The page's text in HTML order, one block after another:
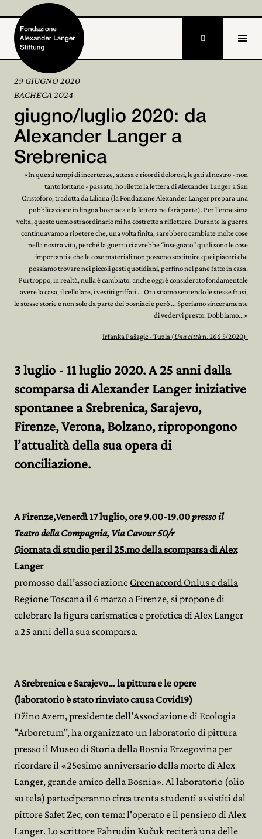
Home
Fondazione
Attività e progetti
Alexander Langer 
Archivio 
Partecipa 

29 GIUGNO 2020
BACHECA 2024
giugno/luglio 2020: da
Alexander Langer a
Srebrenica
«In questi tempi di incertezze, attesa e ricordi dolorosi, legati al nostro - non
tanto lontano - passato, ho riletto la lettera di Alexander Langer a San
Cristoforo, tradotta da Liliana (la Fondazione Alexander Langer prepara una
pubblicazione in lingua bosniaca e la lettera ne farà parte). Per l’ennesima
volta, questo uomo straordinario mi ha costretto a riflettere. Durante la guerra
continuavamo a ripetere che, una volta finita, sarebbero cambiate molte cose
nella nostra vita, perché la guerra ci avrebbe “insegnato” quali sono le cose
importanti e che le cose materiali non possono sostituire quei piaceri che
possiamo trovare nei piccoli gesti quotidiani, perfino nel pane fatto in casa.
Purtroppo, in realtà, nulla è cambiato: anche oggi è considerato fondamentale
avere la casa, il cellulare, i vestiti griffati ... Ora stiamo sentendo le stesse frasi,
le stesse storie e non solo da parte dei bosniaci e però ... Speriamo sinceramente
di vedervi presto. Dobbiamo...»
Irfanka Pašagic - Tuzla (Una cittàn. 266 5/2020)
3 luglio - 11 luglio 2020. A 25 anni dalla
scomparsa di Alexander Langer iniziative
spontanee a Srebrenica, Sarajevo,
Firenze, Verona, Bolzano, ripropongono
l’attualità della sua opera di
conciliazione.
A Firenze,Venerdì 17 luglio, ore 9.00-19.00presso il
Teatro della Compagnia, Via Cavour 50/r
Giornata di studio per il 25.mo della scomparsa di Alex
Langer
promosso dall’associazione Greenaccord Onlus e dalla
Regione Toscanail 6 marzo a Firenze, si propone di
celebrare la figura carismatica e profetica di Alex Langer
a 25 anni della sua scomparsa.
A Srebrenica e Sarajevo… la pittura e le opere
(laboratorio è stato rinviato causa Covid19)
Džino Azem, presidente dell'Associazione di Ecologia
"Arboretum", ha organizzato un laboratorio di pittura
presso il Museo di Storia della Bosnia Erzegovina per
ricordare il «25esimo anniversario della morte di Alex
Langer, grande amico della Bosnia». Al laboratorio (olio
su tela) parteciperanno circa trenta studenti assistiti dal
pittore Safet Zec, con tema: l'operato e il pensiero di Alex
Langer. Lo scrittore Fahrudin Kučuk reciterà una delle